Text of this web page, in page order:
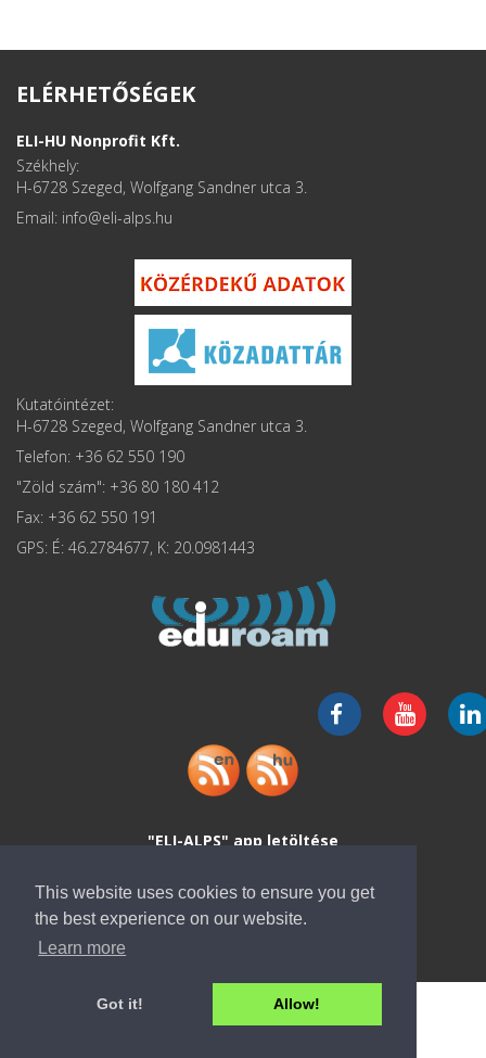
This website uses cookies to ensure you get
the best experience on our website.
Learn more
Got it! Allow!
ELÉRHETŐSÉGEK
ELI-HU Nonprofit Kft.
Székhely:
H-6728 Szeged, Wolfgang Sandner utca 3.
Email: info
Kutatóintézet:
H-6728 Szeged, Wolfgang Sandner utca 3.
Telefon: +36 62 550 190
"Zöld szám": +36 80 180 412
Fax: +36 62 550 191
GPS: É: 46.2784677, K: 20.0981443
"ELI-ALPS" app letöltése